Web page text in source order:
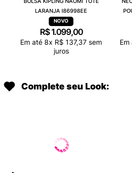
LARANJA I86998EE
R$ 1.099,00
Em até 8x R$ 137,37 sem
juros
Em
Complete seu Look: